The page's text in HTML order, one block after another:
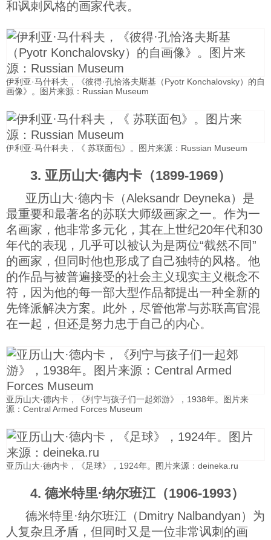
和讽刺风格的画家代表。
伊利亚·马什科夫，《彼得·孔恰洛夫斯基（Pyotr Konchalovsky）的自
画像》。图片来源：Russian Museum
伊利亚·马什科夫，《 苏联面包》。图片来源：Russian Museum
3. 亚历山大·德内卡（1899-1969）
亚历山大·德内卡（Aleksandr Deyneka）是
最重要和最著名的苏联大师级画家之一。作为一
名画家，他非常多元化，其在上世纪20年代和30
年代的表现，几乎可以被认为是两位“截然不同”
的画家，但同时他也形成了自己独特的风格。他
的作品与被普遍接受的社会主义现实主义概念不
符，因为他的每一部大型作品都提出一种全新的
先锋派解决方案。此外，尽管他常与苏联高官混
在一起，但还是努力忠于自己的内心。
亚历山大·德内卡，《列宁与孩子们一起郊游》，1938年。图片来
源：Central Armed Forces Museum
亚历山大·德内卡，《足球》，1924年。图片来源：deineka.ru
4. 德米特里·纳尔班江（1906-1993）
德米特里·纳尔班江（Dmitry Nalbandyan）为
人复杂且矛盾，但同时又是一位非常讽刺的画